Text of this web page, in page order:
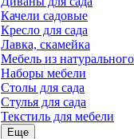
Качели садовые
Кресло для сада
Лавка, скамейка
Мебель из
Наборы мебели
Столы для сада
Стулья для сада
Текстиль для мебели
Еще